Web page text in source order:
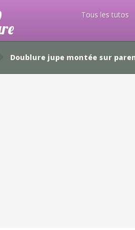
Tous les tutos
Doublure jupe montée sur